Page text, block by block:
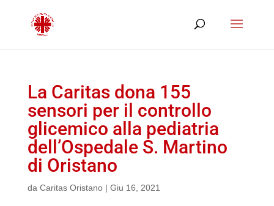
La Caritas dona 155
sensori per il controllo
glicemico alla pediatria
dell’Ospedale S. Martino
di Oristano
da Caritas Oristano| Giu 16, 2021